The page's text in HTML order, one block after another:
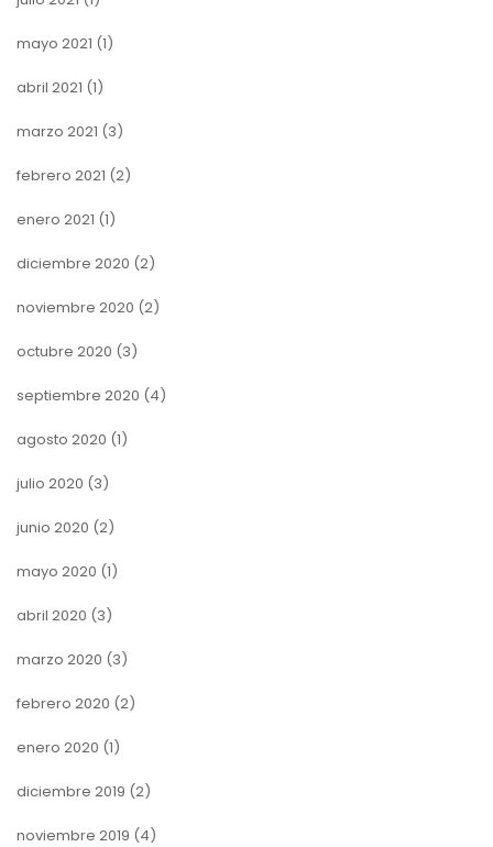
mayo 2021 (1)
abril 2021 (1)
marzo 2021 (3)
febrero 2021 (2)
enero 2021 (1)
diciembre 2020 (2)
noviembre 2020 (2)
octubre 2020 (3)
septiembre 2020 (4)
agosto 2020 (1)
julio 2020 (3)
junio 2020 (2)
mayo 2020 (1)
abril 2020 (3)
marzo 2020 (3)
febrero 2020 (2)
enero 2020 (1)
diciembre 2019 (2)
noviembre 2019 (4)